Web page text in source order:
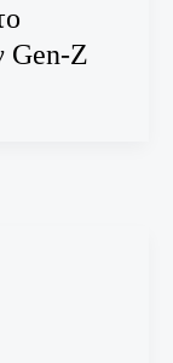
Gen-Z